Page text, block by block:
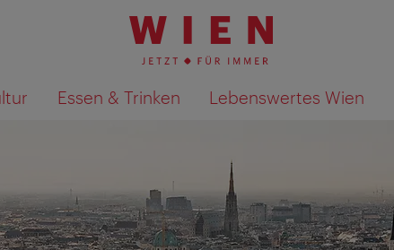
Essen & Trinken Lebenswertes Wien